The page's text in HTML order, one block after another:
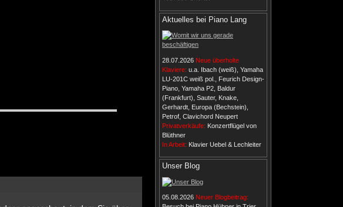
Aktuelles bei Piano Lang
28.07.2026 Neue überholte
Klaviere: u.a. Ibach (weiß), Yamaha
LU-201C weiß pol., Feurich Design-
Piano, Yamaha P2, Baldur
(Frankfurt), Sauter, Knake,
Gerhardt, Europa (Bechstein),
Petrof, Clavichord Neupert
Privatverkäufe: Konzertflügel von
Blüthner
In Arbeit: Klavier Uebel & Lechleiter
Unser Blog
05.08.2026 Neuer Blogbeitrag: